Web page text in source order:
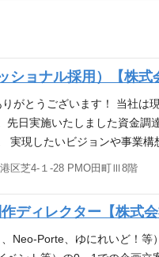
ショナル採用）【株式
がとうございます！ 当社は
先日実施いたしました資金調
実現したいビジョンや事業
ていきたいと考えておりま
きたい方であれば、ぜひと
経営幹部 海外事業推進 投資
本の冒険心を』というパー
事業を中心に展開する
区芝4-１-28 PMO田町Ⅲ8階
ディレクター【株式
Neo-Porte、ゆにれいど！等